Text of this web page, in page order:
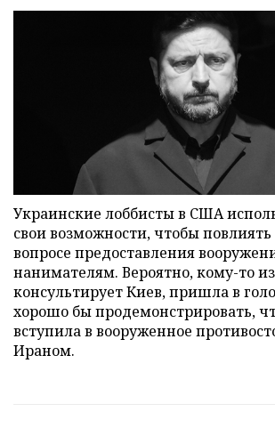
Украинские лоббисты в США
свои возможности, чтобы
вопросе предоставления
нанимателям. Вероятно, кому-то
консультирует Киев, пришла в
хорошо бы продемонстрировать,
вступила в вооруженное
Ираном.